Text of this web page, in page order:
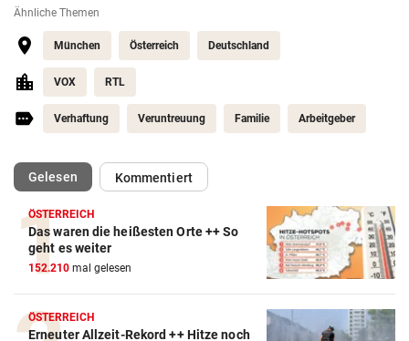
Ähnliche Themen
München Österreich Deutschland
VOX RTL
Verhaftung Veruntreuung Familie Arbeitgeber
Gelesen(ausgewählt)Kommentiert
ÖSTERREICH
Das waren die heißesten Orte ++ So
geht es weiter
152.210 mal gelesen
ÖSTERREICH
Erneuter Allzeit-Rekord ++ Hitze noch